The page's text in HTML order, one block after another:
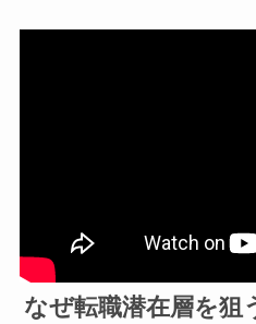
なぜ転職潜在層を狙